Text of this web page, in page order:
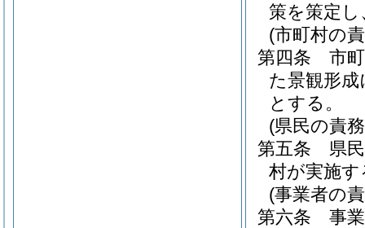
策を策定
(市町村の
第四条
市
た景観形
とする。
(県民の責
第五条
県
村が実施
(事業者の
第六条
事